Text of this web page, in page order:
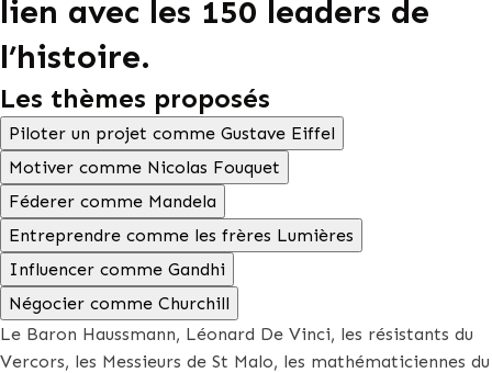
lien avec les 150 leaders de
l’histoire.
Les thèmes proposés
Piloter un projet comme Gustave Eiffel
Motiver comme Nicolas Fouquet
Féderer comme Mandela
Entreprendre comme les frères Lumières
Influencer comme Gandhi
Négocier comme Churchill
Le Baron Haussmann, Léonard De Vinci, les résistants du
Vercors, les Messieurs de St Malo, les mathématiciennes du